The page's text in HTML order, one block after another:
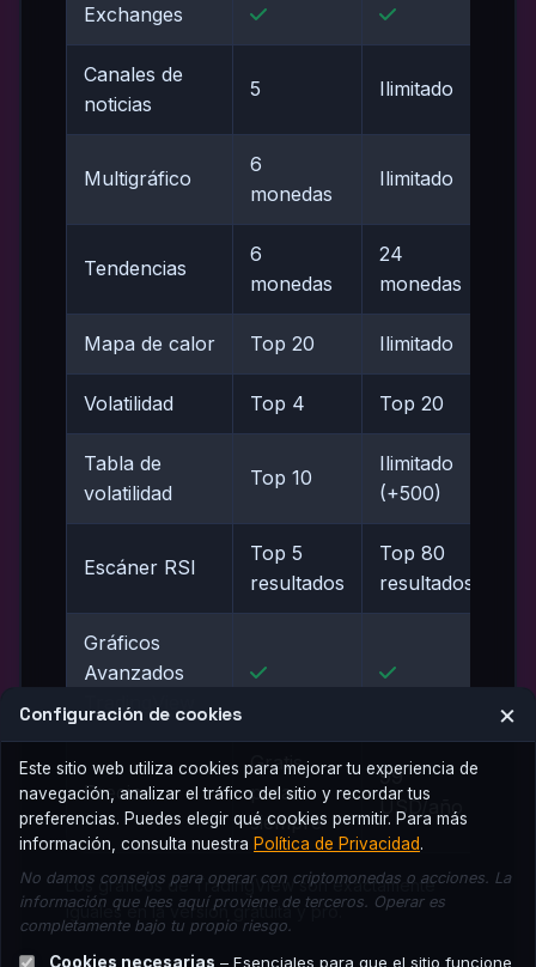
Exchanges
Canales de
noticias
5 Ilimitado
Multigráfico
6
monedas
Ilimitado
Tendencias
6
monedas
24
monedas
Mapa de calor Top 20 Ilimitado
Volatilidad Top 4 Top 20
Tabla de
volatilidad
Top 10
Ilimitado
(+500)
Escáner RSI
Top 5
resultados
Top 80
resultados
Gráficos
Avanzados
TradingView
Precio
Gratis
para
siempre
99
USD/año
Los gráficos de TradingView son exactamente
iguales en la versión gratuita y pro.
Configuración de cookies ×
Este sitio web utiliza cookies para mejorar tu experiencia de
navegación, analizar el tráfico del sitio y recordar tus
preferencias. Puedes elegir qué cookies permitir. Para más
información, consulta nuestra Política de Privacidad.
No damos consejos para operar con criptomonedas o acciones. La
información que lees aquí proviene de terceros. Operar es
completamente bajo tu propio riesgo.
Cookies necesarias – Esenciales para que el sitio funcione